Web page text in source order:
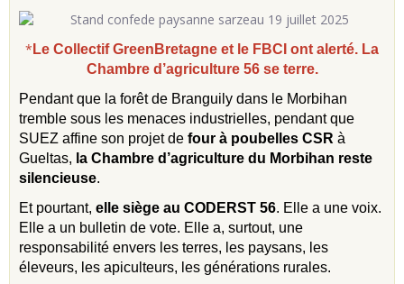
* Le Collectif GreenBretagne et le FBCI ont alerté. La
Chambre d’agriculture 56 se terre.
Pendant que la forêt de Branguily dans le Morbihan
tremble sous les menaces industrielles, pendant que
SUEZ affine son projet de four à poubelles CSR à
Gueltas, la Chambre d’agriculture du Morbihan reste
silencieuse.
Et pourtant, elle siège au CODERST 56. Elle a une voix.
Elle a un bulletin de vote. Elle a, surtout, une
responsabilité envers les terres, les paysans, les
éleveurs, les apiculteurs, les générations rurales.